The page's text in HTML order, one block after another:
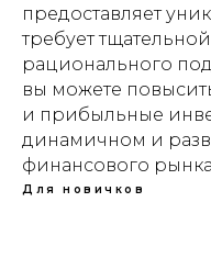
предоставляет
требует
рационального
вы можете
и прибыльные
динамичном и
финансового
Для новичков